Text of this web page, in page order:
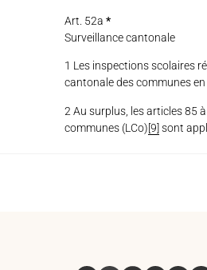
Art. 52a *
Surveillance cantonale
1 Les inspections scolaires
cantonale des communes
2 Au surplus, les articles 85
communes (LCo)[9] sont